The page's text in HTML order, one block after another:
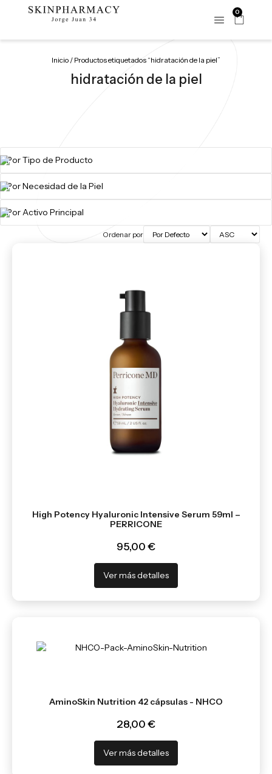
0
Inicio / Productos etiquetados “hidratación de la piel”
hidratación de la piel
Ordenar por
High Potency Hyaluronic Intensive Serum 59ml –
PERRICONE
95,00 €
Ver más detalles
AminoSkin Nutrition 42 cápsulas - NHCO
28,00 €
Ver más detalles